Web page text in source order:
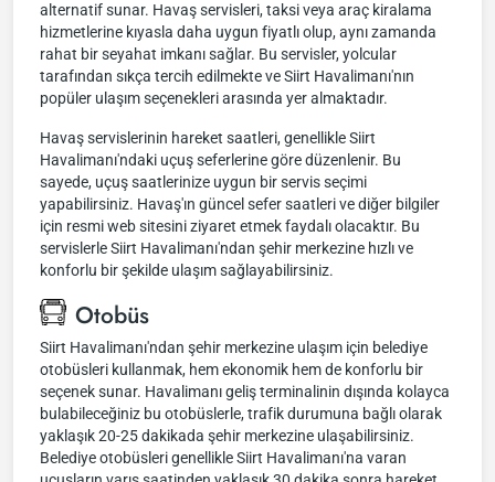
alternatif sunar. Havaş servisleri, taksi veya araç kiralama
hizmetlerine kıyasla daha uygun fiyatlı olup, aynı zamanda
rahat bir seyahat imkanı sağlar. Bu servisler, yolcular
tarafından sıkça tercih edilmekte ve Siirt Havalimanı'nın
popüler ulaşım seçenekleri arasında yer almaktadır.
Havaş servislerinin hareket saatleri, genellikle Siirt
Havalimanı'ndaki uçuş seferlerine göre düzenlenir. Bu
sayede, uçuş saatlerinize uygun bir servis seçimi
yapabilirsiniz. Havaş'ın güncel sefer saatleri ve diğer bilgiler
için resmi web sitesini ziyaret etmek faydalı olacaktır. Bu
servislerle Siirt Havalimanı'ndan şehir merkezine hızlı ve
konforlu bir şekilde ulaşım sağlayabilirsiniz.
Otobüs
Siirt Havalimanı'ndan şehir merkezine ulaşım için belediye
otobüsleri kullanmak, hem ekonomik hem de konforlu bir
seçenek sunar. Havalimanı geliş terminalinin dışında kolayca
bulabileceğiniz bu otobüslerle, trafik durumuna bağlı olarak
yaklaşık 20-25 dakikada şehir merkezine ulaşabilirsiniz.
Belediye otobüsleri genellikle Siirt Havalimanı'na varan